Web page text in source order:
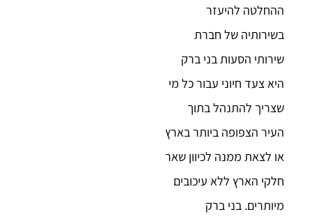
ההחלטה להיעזר
בשירותיה של חברת
שירותי הסעות בני ברק
היא צעד חיוני עבור כל מי
שצריך להתנהל בתוך
העיר הצפופה ביותר בארץ
או לצאת ממנה לכיוון שאר
חלקי הארץ ללא עיכובים
מיותרים. בני ברק